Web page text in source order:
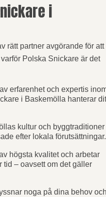
i
rätt partner avgörande för att
Polska Snickare är det
erfarenhet och expertis
i Baskemölla hanterar
kultur och byggtraditioner
efter lokala förutsättningar.
högsta kvalitet och arbetar
tid – oavsett om det gäller
noga på dina behov och